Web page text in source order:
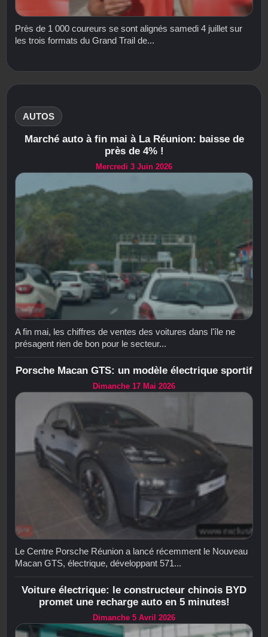
Près de 1 000 coureurs se sont alignés samedi 4 juillet sur
les trois formats du Grand Trail de...
AUTOS
Marché auto à fin mai à La Réunion: baisse de
près de 4% !
Mercredi 3 Juin 2026
A fin mai, les chiffres de ventes des voitures dans l'île ne
présagent rien de bon pour le secteur...
Porsche Macan GTS: un modèle électrique sportif
Dimanche 17 Mai 2026
Le Centre Porsche Réunion a lancé récemment le Nouveau
Macan GTS, électrique, développant 571...
Voiture électrique: le constructeur chinois BYD
promet une recharge auto en 5 minutes!
Dimanche 5 Avril 2026